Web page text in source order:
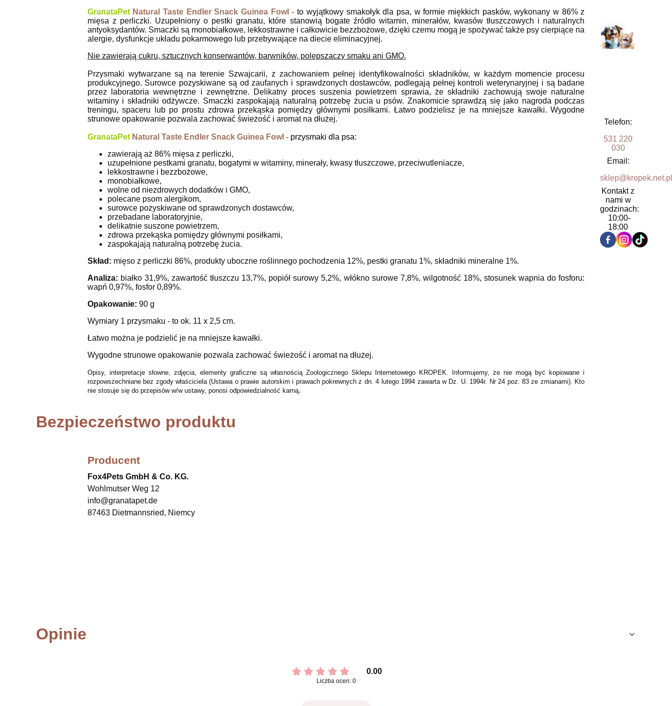
Telefon:
531 220
030
Email:
sklep@kropek.net.pl
Kontakt z
nami w
godzinach:
10:00-
18:00
GranataPet Natural Taste Endler Snack Guinea Fowl -to wyjątkowy smakołyk dla psa, w formie miękkich pasków, wykonany w 86% z
mięsa z perliczki. Uzupełniony o pestki granatu, które stanowią bogate źródło witamin, minerałów, kwasów tłuszczowych i naturalnych
antyoksydantów. Smaczki są monobiałkowe, lekkostrawne i całkowicie bezzbożowe, dzięki czemu mogą je spożywać także psy cierpiące na
alergie, dysfunkcje układu pokarmowego lub przebywające na diecie eliminacyjnej.
Nie zawierają cukru, sztucznych konserwantów, barwników, polepszaczy smaku ani GMO.
Przysmaki wytwarzane są na terenie Szwajcarii, z zachowaniem pełnej identyfikowalności składników, w każdym momencie procesu
produkcyjnego. Surowce pozyskiwane są od zaufanych i sprawdzonych dostawców, podlegają pełnej kontroli weterynaryjnej i są badane
przez laboratoria wewnętrzne i zewnętrzne. Delikatny proces suszenia powietrzem sprawia, że składniki zachowują swoje naturalne
witaminy i składniki odżywcze. Smaczki zaspokajają naturalną potrzebę żucia u psów. Znakomicie sprawdzą się jako nagroda podczas
treningu, spaceru lub po prostu zdrowa przekąska pomiędzy głównymi posiłkami. Łatwo podzielisz je na mniejsze kawałki. Wygodne
strunowe opakowanie pozwala zachować świeżość i aromat na dłużej.
GranataPet Natural Taste Endler Snack Guinea Fowl - przysmaki dla psa:
zawierają aż 86% mięsa z perliczki,
uzupełnione pestkami granatu, bogatymi w witaminy, minerały, kwasy tłuszczowe, przeciwutleniacze,
lekkostrawne i bezzbożowe,
monobiałkowe,
wolne od niezdrowych dodatków i GMO,
polecane psom alergikom,
surowce pozyskiwane od sprawdzonych dostawców,
przebadane laboratoryjnie,
delikatnie suszone powietrzem,
zdrowa przekąska pomiędzy głównymi posiłkami,
zaspokajają naturalną potrzebę żucia.
Skład: mięso z perliczki 86%, produkty uboczne roślinnego pochodzenia 12%, pestki granatu 1%, składniki mineralne 1%.
Analiza: białko 31,9%, zawartość tłuszczu 13,7%, popiół surowy 5,2%, włókno surowe 7,8%, wilgotność 18%, stosunek wapnia do fosforu:
wapń 0,97%, fosfor 0,89%.
Opakowanie: 90 g
Wymiary 1 przysmaku - to ok. 11 x 2,5 cm.
Łatwo można je podzielić je na mniejsze kawałki.
Wygodne strunowe opakowanie pozwala zachować świeżość i aromat na dłużej.
Opisy, interpretacje słowne, zdjęcia, elementy graficzne są własnością Zoologicznego Sklepu Internetowego KROPEK. Informujemy, że nie mogą być kopiowane i
rozpowszechniane bez zgody właściciela (Ustawa o prawie autorskim i prawach pokrewnych z dn. 4 lutego 1994 zawarta w Dz. U. 1994r. Nr 24 poz. 83 ze zmianami). Kto
nie stosuje się do przepisów w/w ustawy, ponosi odpowiedzialność karną.
Bezpieczeństwo produktu
Producent
Fox4Pets GmbH & Co. KG.
Wohlmutser Weg 12
info@granatapet.de
87463 Dietmannsried, Niemcy
Opinie
0.00
Liczba ocen: 0